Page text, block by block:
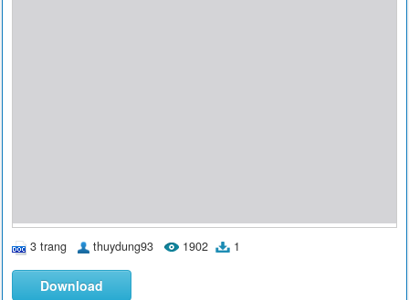
3 trang thuydung93 1902 1
Download